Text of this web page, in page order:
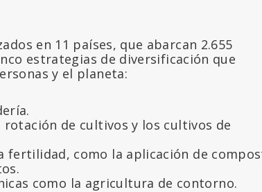
en 11 países, que abarcan 2.655
estrategias de diversificación que
y el planeta:
de cultivos y los cultivos de
fertilidad, como la aplicación de
como la agricultura de contorno.